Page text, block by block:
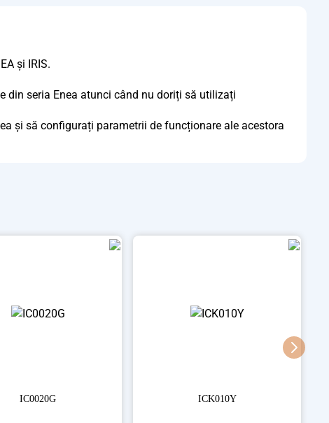
și IRIS.
din seria Enea atunci când nu doriți să utilizați
și să configurați parametrii de funcționare ale acestora
IC0020G ICK010Y